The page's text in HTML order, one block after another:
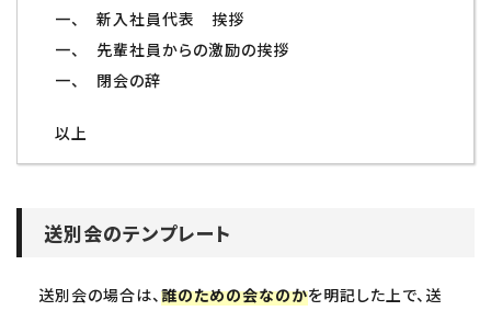
一、 新入社員代表 挨拶
一、 先輩社員からの激励の挨拶
一、 閉会の辞
以上
送別会のテンプレート
送別会の場合は、 誰のための会なのかを明記した上で、送